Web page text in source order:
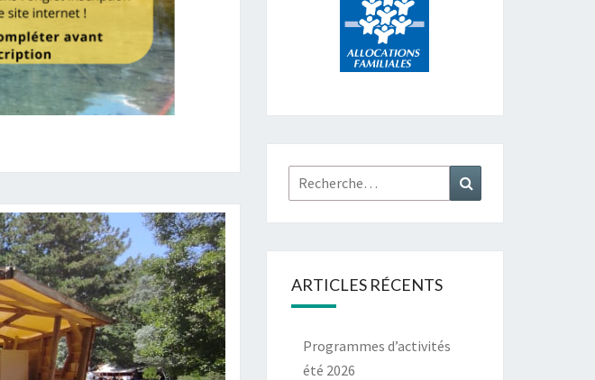
Rechercher :
ARTICLES RÉCENTS
Programmes d’activités
été 2026